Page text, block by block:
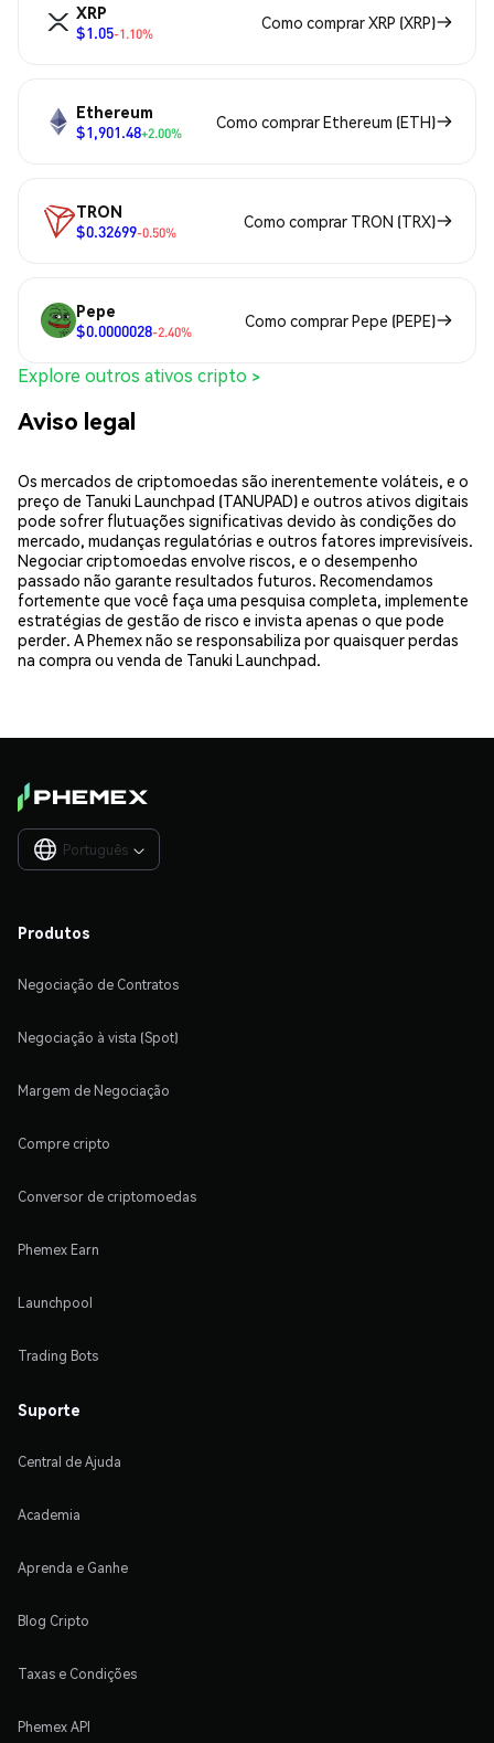
XRP
$1.05-1.10%
Como comprar XRP (XRP)
Ethereum
$1,901.48+2.00%
Como comprar Ethereum (ETH)
TRON
$0.32699-0.50%
Como comprar TRON (TRX)
Pepe
$0.0000028-2.40%
Como comprar Pepe (PEPE)
Explore outros ativos cripto >
Aviso legal
Os mercados de criptomoedas são inerentemente voláteis, e o
preço de Tanuki Launchpad (TANUPAD) e outros ativos digitais
pode sofrer flutuações significativas devido às condições do
mercado, mudanças regulatórias e outros fatores imprevisíveis.
Negociar criptomoedas envolve riscos, e o desempenho
passado não garante resultados futuros. Recomendamos
fortemente que você faça uma pesquisa completa, implemente
estratégias de gestão de risco e invista apenas o que pode
perder. A Phemex não se responsabiliza por quaisquer perdas
na compra ou venda de Tanuki Launchpad.
Português 
Produtos
Negociação de Contratos
Negociação à vista (Spot)
Margem de Negociação
Compre cripto
Conversor de criptomoedas
Phemex Earn
Launchpool
Trading Bots
Suporte
Central de Ajuda
Academia
Aprenda e Ganhe
Blog Cripto
Taxas e Condições
Phemex API